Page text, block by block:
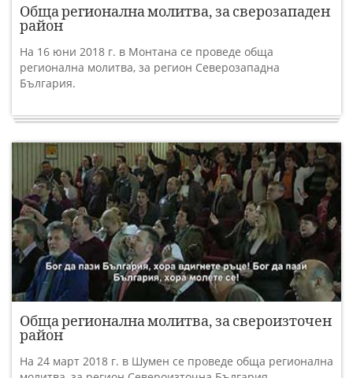
Обща регионална молитва, за сверозападен
район
На 16 юни 2018 г. в Монтана се проведе обща
регионална молитва, за регион Северозападна
България.
Обща регионална молитва, за свероизточен
район
На 24 март 2018 г. в Шумен се проведе обща регионална